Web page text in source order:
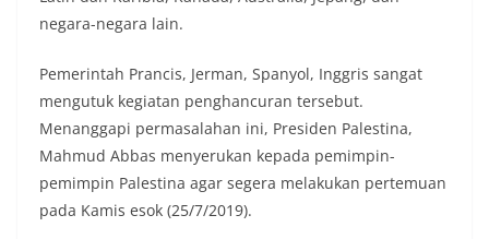
negara-negara lain.
Pemerintah Prancis, Jerman, Spanyol, Inggris sangat
mengutuk kegiatan penghancuran tersebut.
Menanggapi permasalahan ini, Presiden Palestina,
Mahmud Abbas menyerukan kepada pemimpin-
pemimpin Palestina agar segera melakukan pertemuan
pada Kamis esok (25/7/2019).